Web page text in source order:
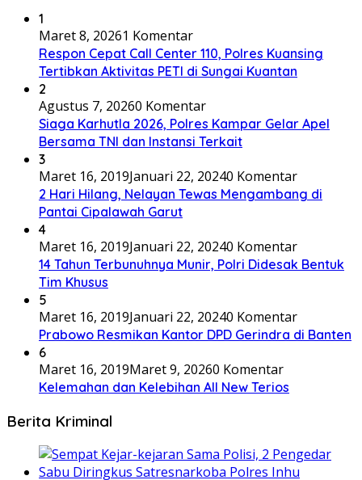
1
Maret 8, 20261 Komentar
Respon Cepat Call Center 110, Polres Kuansing
Tertibkan Aktivitas PETI di Sungai Kuantan
2
Agustus 7, 20260 Komentar
Siaga Karhutla 2026, Polres Kampar Gelar Apel
Bersama TNI dan Instansi Terkait
3
Maret 16, 2019Januari 22, 20240 Komentar
2 Hari Hilang, Nelayan Tewas Mengambang di
Pantai Cipalawah Garut
4
Maret 16, 2019Januari 22, 20240 Komentar
14 Tahun Terbunuhnya Munir, Polri Didesak Bentuk
Tim Khusus
5
Maret 16, 2019Januari 22, 20240 Komentar
Prabowo Resmikan Kantor DPD Gerindra di Banten
6
Maret 16, 2019Maret 9, 20260 Komentar
Kelemahan dan Kelebihan All New Terios
Berita Kriminal